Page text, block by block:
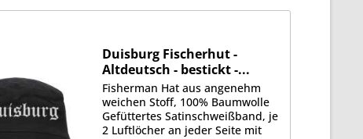
Duisburg Fischerhut -
Altdeutsch - bestickt -...
Fisherman Hat aus angenehm
weichen Stoff, 100% Baumwolle
Gefüttertes Satinschweißband, je
2 Luftlöcher an jeder Seite mit